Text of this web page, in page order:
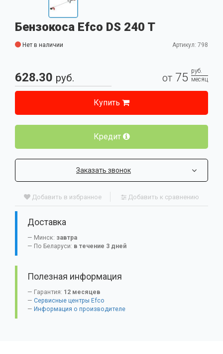
Бензокоса Efco DS 240 T
Нет в наличии Артикул: 798
628.30 руб. от 75 руб.
месяц
Купить
Кредит
Заказать звонок
Добавить в избранное Добавить к сравнению
Доставка
Минск: завтра
По Беларуси: в течение 3 дней
Полезная информация
Гарантия: 12 месяцев
Сервисные центры Efco
Информация о производителе